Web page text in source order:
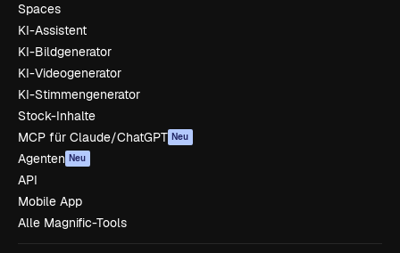
Spaces
KI-Assistent
KI-Bildgenerator
KI-Videogenerator
KI-Stimmengenerator
Stock-Inhalte
MCP für Claude/ChatGPT Neu
Agenten Neu
API
Mobile App
Alle Magnific-Tools